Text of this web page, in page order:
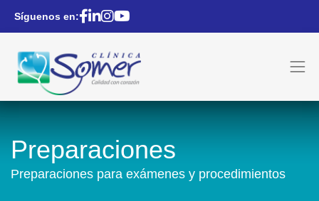
Síguenos en:
Preparaciones
Preparaciones para exámenes y procedimientos